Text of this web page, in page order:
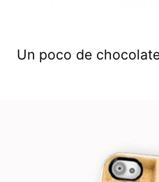
Un poco de